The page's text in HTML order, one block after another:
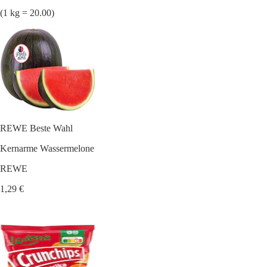
(1 kg = 20.00)
REWE Beste Wahl
Kernarme Wassermelone
REWE
1,29 €